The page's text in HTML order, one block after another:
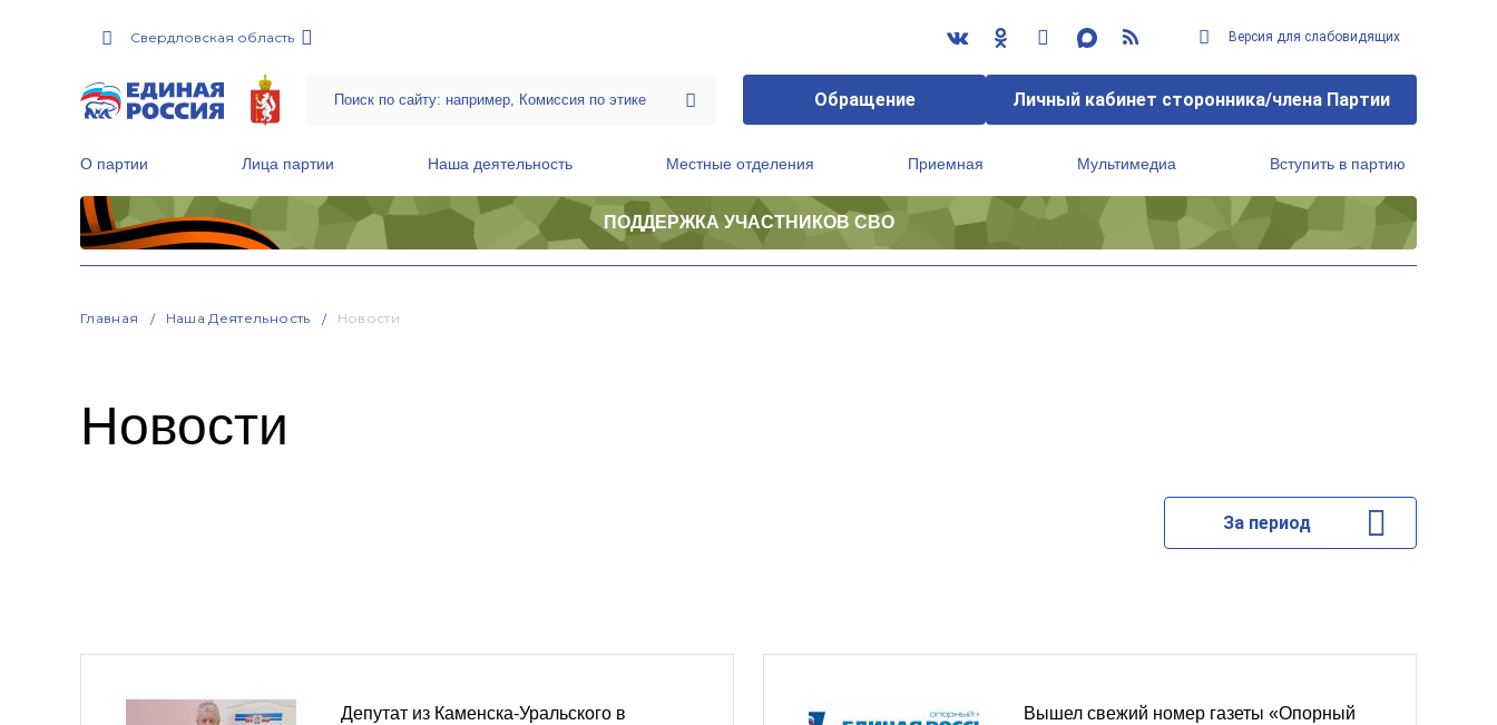
Свердловская область Версия для слабовидящих
Обращение Личный кабинет сторонника/члена Партии
О партии Лица партии Наша деятельность Местные отделения Приемная Мультимедиа Вступить в партию
ПОДДЕРЖКА УЧАСТНИКОВ СВО
Главная Наша Деятельность Новости
Новости
За период
Депутат из Каменска-Уральского в
Вышел свежий номер газеты «Опорный